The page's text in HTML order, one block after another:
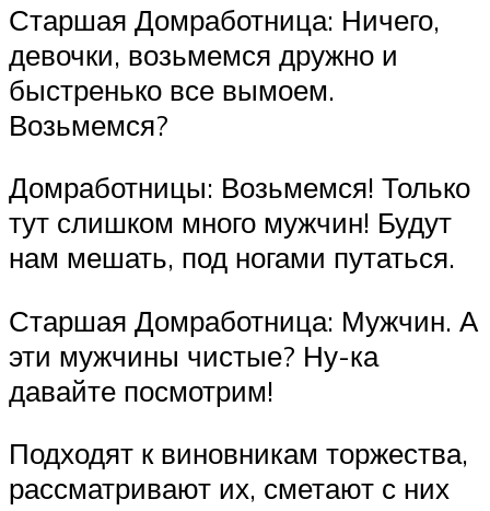
Старшая Домработница: Ничего,
девочки, возьмемся дружно и
быстренько все вымоем.
Возьмемся?
Домработницы: Возьмемся! Только
тут слишком много мужчин! Будут
нам мешать, под ногами путаться.
Старшая Домработница: Мужчин. А
эти мужчины чистые? Ну-ка
давайте посмотрим!
Подходят к виновникам торжества,
рассматрива­ют их, сметают с них